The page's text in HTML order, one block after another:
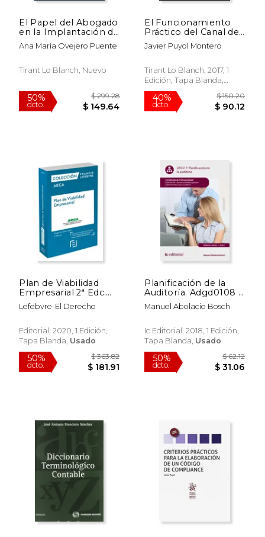
El Papel del Abogado
en la Implantación de
los Principios Ruggie
Ana María Ovejero Puente
Tirant Lo Blanch, Nuevo
50%
dcto.
El Funcionamiento
Práctico del Canal de
Compliance
"Whistleblowing"
Javier Puyol Montero
Tirant Lo Blanch, 2017, 1
Edición, Tapa Blanda,
Nuevo
40%
dcto.
Plan de Viabilidad
Empresarial 2ª Edc.
Colección Aeca
Lefebvre-El Derecho
Editorial, 2020, 1 Edición,
Tapa Blanda, Usado
50%
dcto.
Planificación de la
Auditoría. Adgd0108 -
Gestión Contable y
Gestión
Auditorías
Manuel Abolacio Bosch
Ic Editorial, 2018, 1 Edición,
Tapa Blanda, Usado
50%
dcto.